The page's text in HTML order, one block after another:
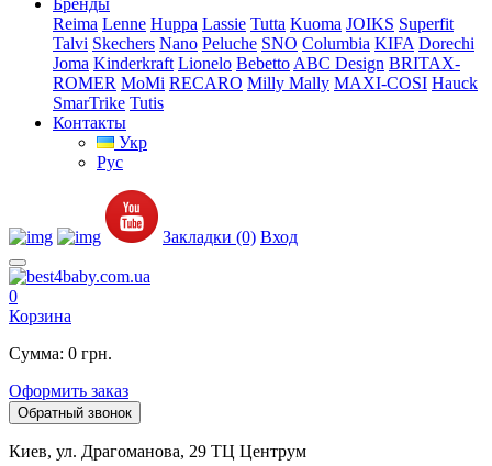
Бренды
Reima Lenne Huppa Lassie Tutta Kuoma JOIKS Superfit
Talvi Skechers Nano Peluche SNO Columbia KIFA Dorechi
Joma Kinderkraft Lionelo Bebetto ABC Design BRITAX-
ROMER MoMi RECARO Milly Mally MAXI-COSI Hauck
SmarTrike Tutis
Контакты
Укр
Рус
Закладки (0) Вход
0
Корзина
Сумма: 0 грн.
Оформить заказ
Обратный звонок
Киев, ул. Драгоманова, 29 ТЦ Центрум